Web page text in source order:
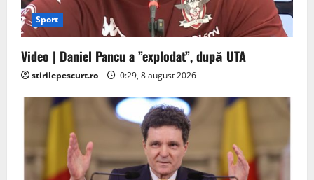
Sport
Video | Daniel Pancu a ”explodat”, după UTA
stirilepescurt.ro 0:29, 8 august 2026